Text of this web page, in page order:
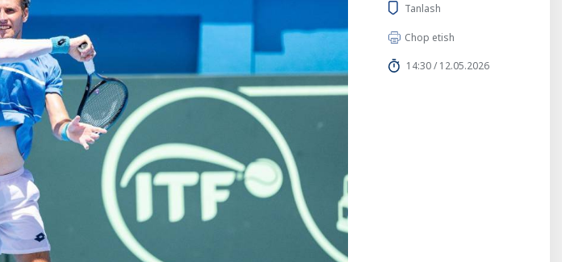
Tanlash
Chop etish
14:30 / 12.05.2026